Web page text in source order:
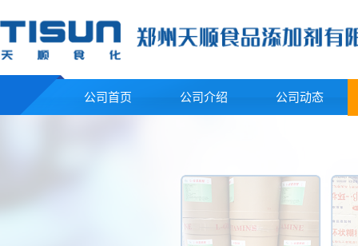
公司首页 公司介绍 公司动态